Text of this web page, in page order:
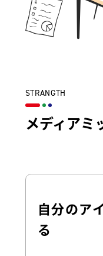
STRANGTH
メディアミ
自分のア
る